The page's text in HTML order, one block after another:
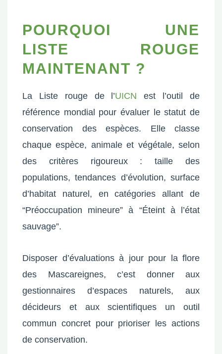
POURQUOI UNE
LISTE ROUGE
MAINTENANT ?
La Liste rouge de l’UICN est l’outil de
référence mondial pour évaluer le statut de
conservation des espèces. Elle classe
chaque espèce, animale et végétale, selon
des critères rigoureux : taille des
populations, tendances d’évolution, surface
d’habitat naturel, en catégories allant de
“Préoccupation mineure” à “Éteint à l’état
sauvage”.
Disposer d’évaluations à jour pour la flore
des Mascareignes, c’est donner aux
gestionnaires d’espaces naturels, aux
décideurs et aux scientifiques un outil
commun concret pour prioriser les actions
de conservation.